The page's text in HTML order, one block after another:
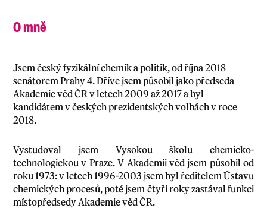
O mně
Jsem český fyzikální chemik a politik, od října 2018
senátorem Prahy 4. Dříve jsem působil jako předseda
Akademie věd ČR v letech 2009 až 2017 a byl
kandidátem v českých prezidentských volbách v roce
2018.
Vystudoval jsem Vysokou školu chemicko-
technologickou v Praze. V Akademii věd jsem působil od
roku 1973: v letech 1996-2003 jsem byl ředitelem Ústavu
chemických procesů, poté jsem čtyři roky zastával funkci
místopředsedy Akademie věd ČR.